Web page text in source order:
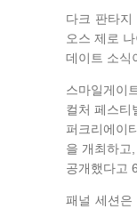
다크 판타지
오스 제로
데이트 소식
스마일게이
컬처 페스티
퍼크리에이
을 개최하고
공개했다고
패널 세션